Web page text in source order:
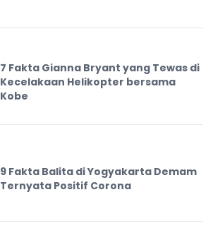
7 Fakta Gianna Bryant yang Tewas di
Kecelakaan Helikopter bersama
Kobe
9 Fakta Balita di Yogyakarta Demam
Ternyata Positif Corona